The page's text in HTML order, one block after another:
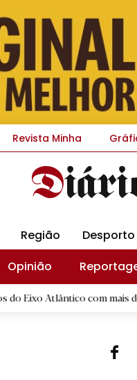
Revista Minha
Região Desporto
Opinião
com mais de dois mil atletas